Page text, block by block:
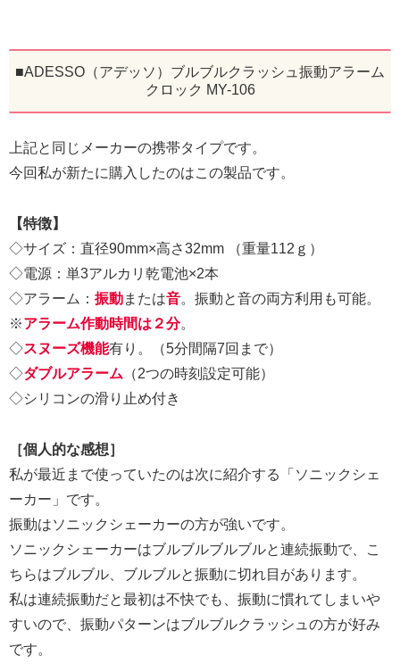
■ADESSO（アデッソ）ブルブルクラッシュ振動アラーム
クロック MY-106
上記と同じメーカーの携帯タイプです。
今回私が新たに購入したのはこの製品です。
【特徴】
◇サイズ：直径90mm×高さ32mm （重量112ｇ）
◇電源：単3アルカリ乾電池×2本
◇アラーム： 振動または音。振動と音の両方利用も可能。
※アラーム作動時間は２分。
◇スヌーズ機能有り。（5分間隔7回まで）
◇ダブルアラーム （2つの時刻設定可能）
◇シリコンの滑り止め付き
［個人的な感想］
私が最近まで使っていたのは次に紹介する「ソニックシェ
ーカー」です。
振動はソニックシェーカーの方が強いです。
ソニックシェーカーはブルブルブルブルと連続振動で、こ
ちらはブルブル、ブルブルと振動に切れ目があります。
私は連続振動だと最初は不快でも、振動に慣れてしまいや
すいので、振動パターンはブルブルクラッシュの方が好み
です。